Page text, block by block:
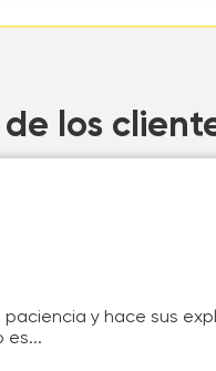
los
y hace sus
es...